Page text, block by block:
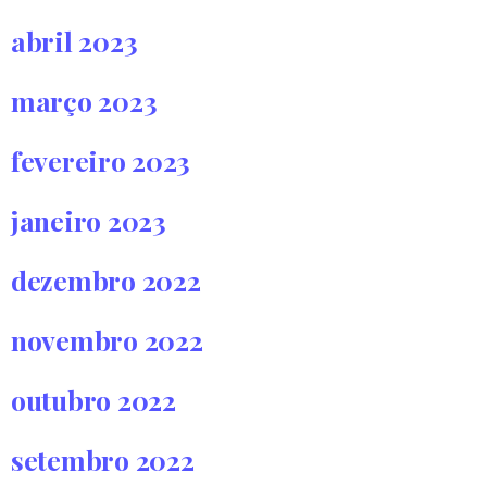
abril 2023
março 2023
fevereiro 2023
janeiro 2023
dezembro 2022
novembro 2022
outubro 2022
setembro 2022